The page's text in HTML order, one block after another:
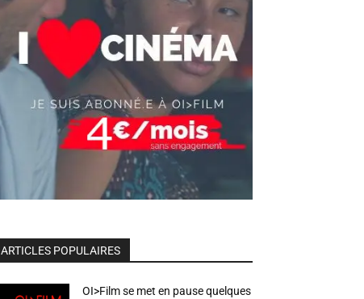
ARTICLES POPULAIRES
OI>Film se met en pause quelques